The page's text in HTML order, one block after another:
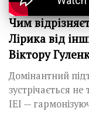
Чим
Лірика від
Віктору
Домінантний
зустрічається
ІЕІ —